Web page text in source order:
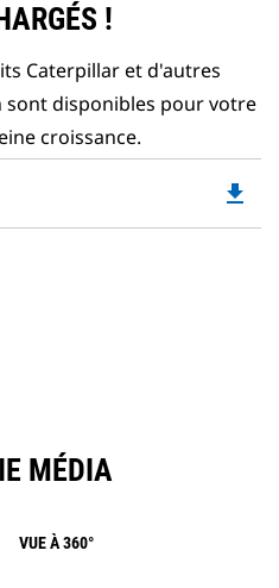
!
Caterpillar et d'autres
disponibles pour votre
croissance.
file_download
MÉDIA
VUE À 360°